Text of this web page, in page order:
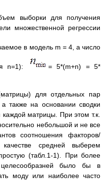
выборки для получения
множественной регрессии
в модель m = 4, а число
n=1):
= 5*(m+n) = 5*
для отдельных пар
также на основании сводки
матрицы. При этом т.к.
небольшой и не все
соотношения факторов/
средней выберем
(табл.1-1). При более
целесообразней было бы в
моду или наиболее часто